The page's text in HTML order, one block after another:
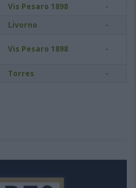
Vis Pesaro 1898 -
Livorno -
Vis Pesaro 1898 -
Torres -